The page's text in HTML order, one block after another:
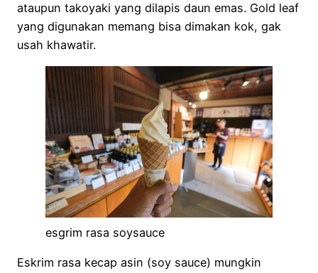
ataupun takoyaki yang dilapis daun emas. Gold leaf
yang digunakan memang bisa dimakan kok, gak
usah khawatir.
esgrim rasa soysauce
Eskrim rasa kecap asin (soy sauce) mungkin